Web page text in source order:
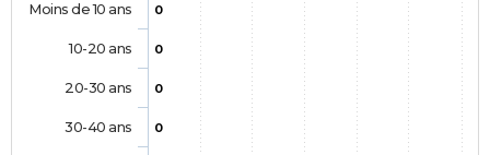
0
0
0
0
Moins de 10 ans
10-20 ans
20-30 ans
30-40 ans